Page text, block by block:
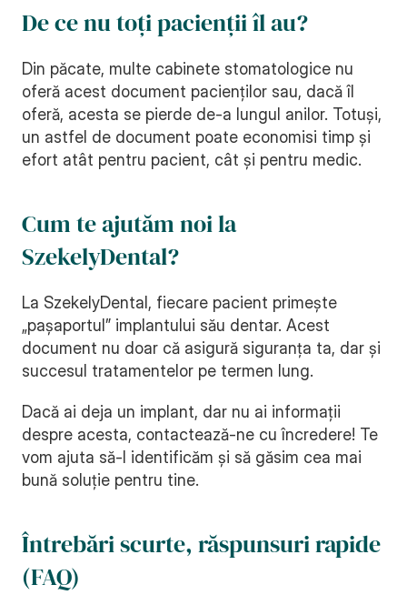
De ce nu toți pacienții îl au?
Din păcate, multe cabinete stomatologice nu
oferă acest document pacienților sau, dacă îl
oferă, acesta se pierde de-a lungul anilor. Totuși,
un astfel de document poate economisi timp și
efort atât pentru pacient, cât și pentru medic.
Cum te ajutăm noi la
SzekelyDental?
La SzekelyDental, fiecare pacient primește
„pașaportul” implantului său dentar. Acest
document nu doar că asigură siguranța ta, dar și
succesul tratamentelor pe termen lung.
Dacă ai deja un implant, dar nu ai informații
despre acesta, contactează-ne cu încredere! Te
vom ajuta să-l identificăm și să găsim cea mai
bună soluție pentru tine.
Întrebări scurte, răspunsuri rapide
(FAQ)